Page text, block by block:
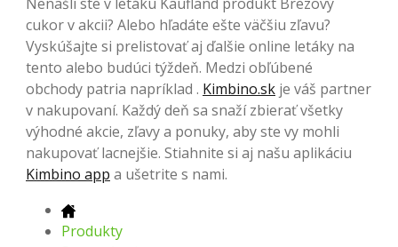
cukor v akcii? Alebo hľadáte ešte väčšiu zľavu?
Vyskúšajte si prelistovať aj ďalšie online letáky na
tento alebo budúci týždeň. Medzi obľúbené
obchody patria napríklad . Kimbino.sk je váš partner
v nakupovaní. Každý deň sa snaží zbierať všetky
výhodné akcie, zľavy a ponuky, aby ste vy mohli
nakupovať lacnejšie. Stiahnite si aj našu aplikáciu
Kimbino app a ušetrite s nami.
Produkty